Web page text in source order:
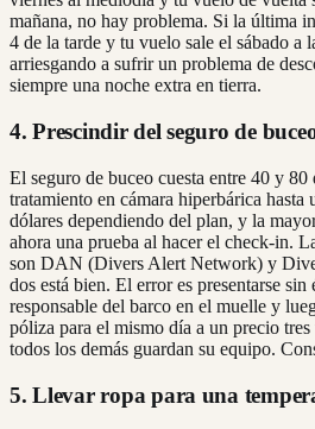
mañana, no hay problema. Si la última
4 de la tarde y tu vuelo sale el sábado a
arriesgando a sufrir un problema de
siempre una noche extra en tierra.
4. Prescindir del seguro de
El seguro de buceo cuesta entre 40 y 80
tratamiento en cámara hiperbárica
dólares dependiendo del plan, y la
ahora una prueba al hacer el check-in.
son DAN (Divers Alert Network) y
dos está bien. El error es presentarse
responsable del barco en el muelle y
póliza para el mismo día a un precio
todos los demás guardan su equipo.
5. Llevar ropa para una